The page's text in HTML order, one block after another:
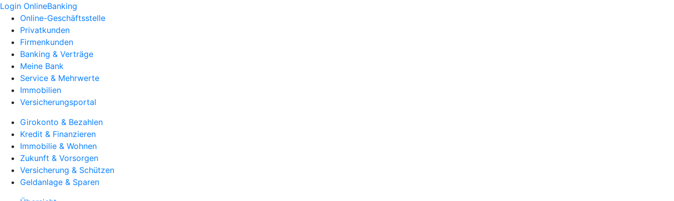
Login OnlineBanking
Online-Geschäftsstelle
Privatkunden
Firmenkunden
Banking & Verträge
Meine Bank
Service & Mehrwerte
Immobilien
Versicherungsportal
Girokonto & Bezahlen
Kredit & Finanzieren
Immobilie & Wohnen
Zukunft & Vorsorgen
Versicherung & Schützen
Geldanlage & Sparen